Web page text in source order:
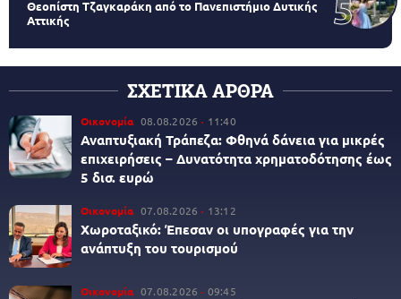
Θεοπίστη Τζαγκαράκη από το Πανεπιστήμιο Δυτικής
Αττικής
ΣΧΕΤΙΚΑ ΑΡΘΡΑ
Οικονομία 08.08.2026 11:40
Αναπτυξιακή Τράπεζα: Φθηνά δάνεια για μικρές
επιχειρήσεις – Δυνατότητα χρηματοδότησης έως
5 δισ. ευρώ
Οικονομία 07.08.2026 13:12
Χωροταξικό: Έπεσαν οι υπογραφές για την
ανάπτυξη του τουρισμού
Οικονομία 07.08.2026 09:45